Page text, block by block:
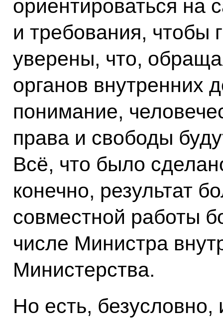
ориентироваться на
и требования, чтобы
уверены, что,
органов внутренних
понимание,
права и свободы
Всё, что было
конечно, результат
совместной работы
числе Министра
Министерства.
Но есть,